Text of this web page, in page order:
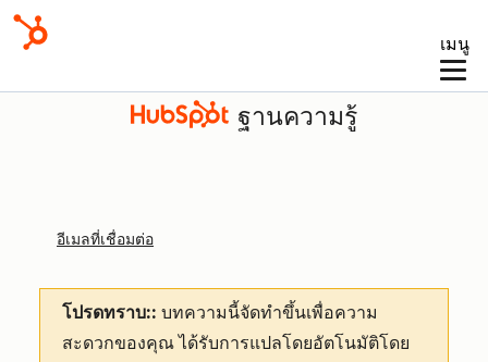
เมนู
ฐานความรู้
อีเมลที่เชื่อมต่อ
โปรดทราบ:: บทความนี้จัดทำขึ้นเพื่อความ
สะดวกของคุณได้รับการแปลโดยอัตโนมัติโดย